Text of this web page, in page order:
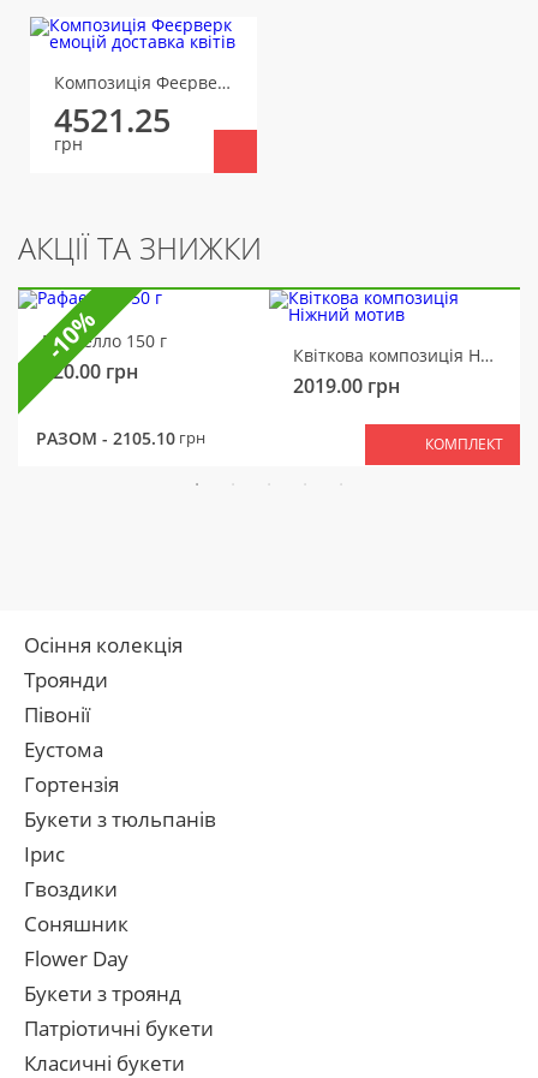
Композиція Феєрверк емоцій
4521.25
грн
АКЦІЇ ТА ЗНИЖКИ
Рафаелло 150 г
320.00 грн
Квіткова композиція Ніжний мотив
2019.00 грн
РАЗОМ - 2105.10 грн КОМПЛЕКТ
-10%
Осіння колекція
Троянди
Півонії
Еустома
Гортензія
Букети з тюльпанів
Ірис
Гвоздики
Соняшник
Flower Day
Букети з троянд
Патріотичні букети
Класичні букети